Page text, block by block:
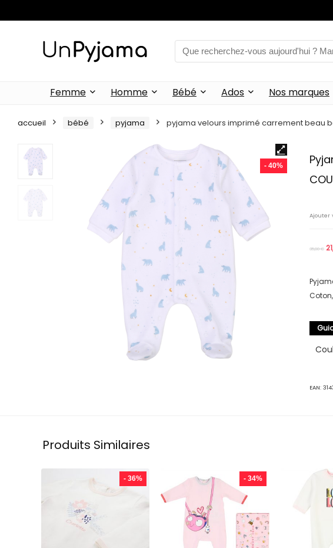
Femme Homme Bébé Ados Nos marques
accueil bébé pyjama pyjama velours imprimé carrement beau
- 40%
Ajouter
35,00€
EAN:
Produits Similaires
- 36% - 34%